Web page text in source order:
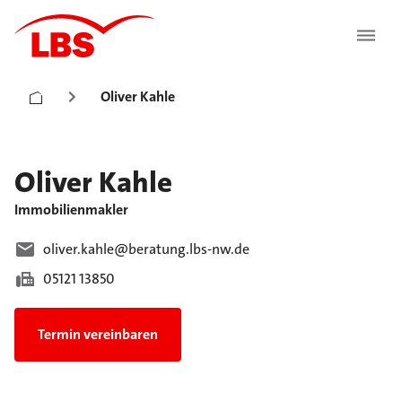
Oliver Kahle
Oliver Kahle
Immobilienmakler
oliver.kahle@beratung.lbs-nw.de
05121 13850
Termin vereinbaren